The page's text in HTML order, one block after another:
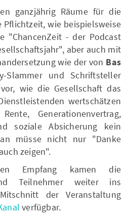
ganzjährig Räume für die
wie beispielsweise
"ChancenZeit - der Podcast
aber auch mit
wie der von Bas
Slammer und Schriftsteller
wie die Gesellschaft das
wertschätzen
Generationenvertrag,
soziale Absicherung kein
müsse nicht nur "Danke
zeigen".
Empfang kamen die
Teilnehmer weiter ins
der Veranstaltung
verfügbar.